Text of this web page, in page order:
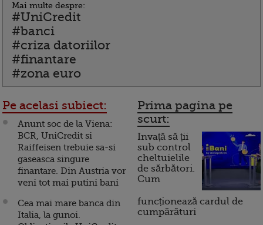
Mai multe despre:
#UniCredit
#banci
#criza datoriilor
#finantare
#zona euro
Pe acelasi subiect:
Anunt soc de la Viena:
BCR, UniCredit si
Raiffeisen trebuie sa-si
gaseasca singure
finantare. Din Austria vor
veni tot mai putini bani
Cea mai mare banca din
Italia, la gunoi.
Prima pagina pe
scurt:
Invață să ții
sub control
cheltuielile
de sărbători.
Cum
funcționează cardul de
cumpărături